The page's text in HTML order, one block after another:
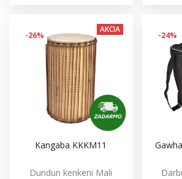
-26%
AKCIA
Kangaba KKKM11
Dundun kenkeni Mali
-24%